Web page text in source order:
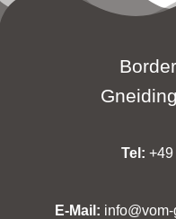
Tel: +49
E-Mail: